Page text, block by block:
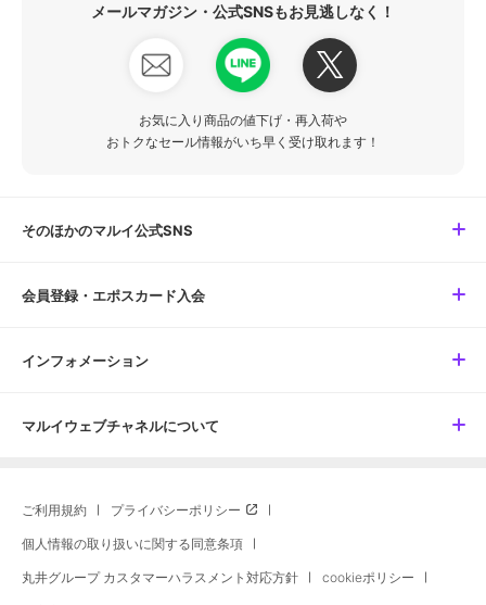
メールマガジン・公式SNSもお見逃しなく！
お気に入り商品の値下げ・再入荷や
おトクなセール情報がいち早く受け取れます！
そのほかのマルイ公式SNS
会員登録・エポスカード入会
インフォメーション
マルイウェブチャネルについて
ご利用規約 プライバシーポリシー
個人情報の取り扱いに関する同意条項
丸井グループ カスタマーハラスメント対応方針 cookieポリシー